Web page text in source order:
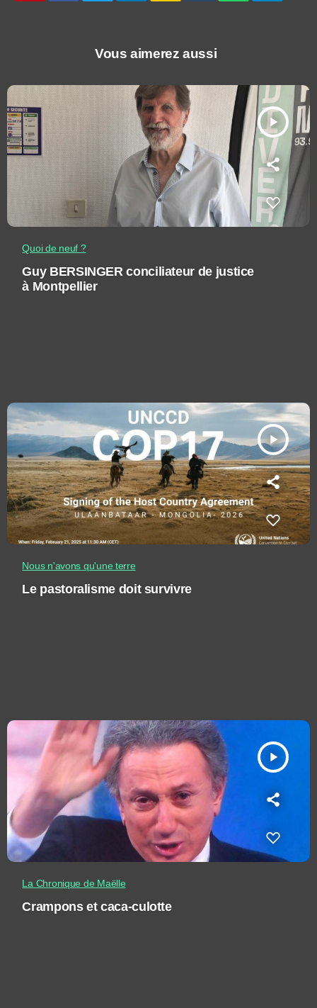
Vous aimerez aussi
play_arrow
Quoi de neuf ?
Guy BERSINGER conciliateur de justice
à Montpellier
play_arrow
Nous n'avons qu'une terre
Le pastoralisme doit survivre
play_arrow
La Chronique de Maëlle
Crampons et caca-culotte